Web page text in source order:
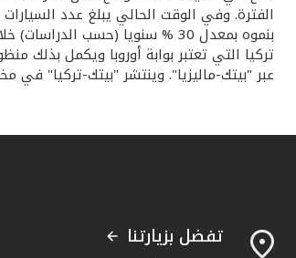
تركيا التي تعتبر بوابة أوروبا ويكمل بذلك
عبر "بيتك-ماليزيا". وينتشر "بيتك-تركيا" في مختلف أنحاء تركيا من خلال 100 فرع لتقديم الخدمات المالية
تفضل بزيارتنا